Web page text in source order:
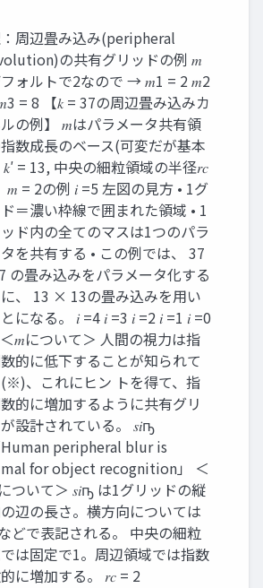
周辺畳み込み(peripheral
の共有グリッドの例 𝑚
ォルトで2なので → 𝑚1 = 2 𝑚2
= 8 【𝑘 = 37の周辺畳み込みカ
の例】 𝑚はパラメータ共有領
数成長のベース(可変だが基本
= 13, 中央の細粒領域の半径𝑟𝑐
𝑚 = 2の例 𝑖 =5 左図の見方 • 1グ
＝濃い枠線で囲まれた領域 • 1
ド内の全てのマスは1つのパラ
を共有する • この例では、 37
の畳み込みをパラメータ化する
、 13 × 13の畳み込みを用い
になる。 𝑖 =4 𝑖 =3 𝑖 =2 𝑖 =1 𝑖 =0
＜𝑚について＞ 人間の視力は指
的に低下することが知られて
、これにヒン トを得て、指
的に増加するように共有グリ
設計されている。 𝑠𝑖ҧ
peripheral blur is
for object recognition」 ＜
ついて＞ 𝑠𝑖ҧ は1グリッドの縦
辺の長さ。横方向については
どで表記される。 中央の細粒
は固定で1。周辺領域では指数
に増加する。 𝑟𝑐 = 2